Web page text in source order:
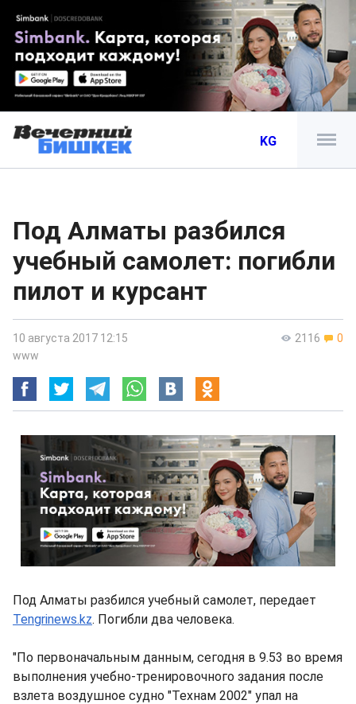
KG
Под Алматы разбился
учебный самолет: погибли
пилот и курсант
2116 0
10 августа 2017 12:15
www
Под Алматы разбился учебный самолет, передает
Tengrinews.kz. Погибли два человека.
"По первоначальным данным, сегодня в 9.53 во время
выполнения учебно-тренировочного задания после
взлета воздушное судно "Технам 2002" упал на